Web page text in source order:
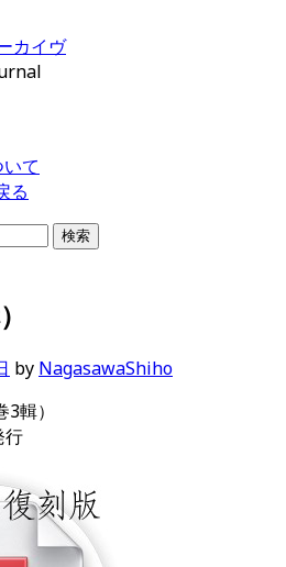
カイヴ
て
る
by NagasawaShiho
輯）
行